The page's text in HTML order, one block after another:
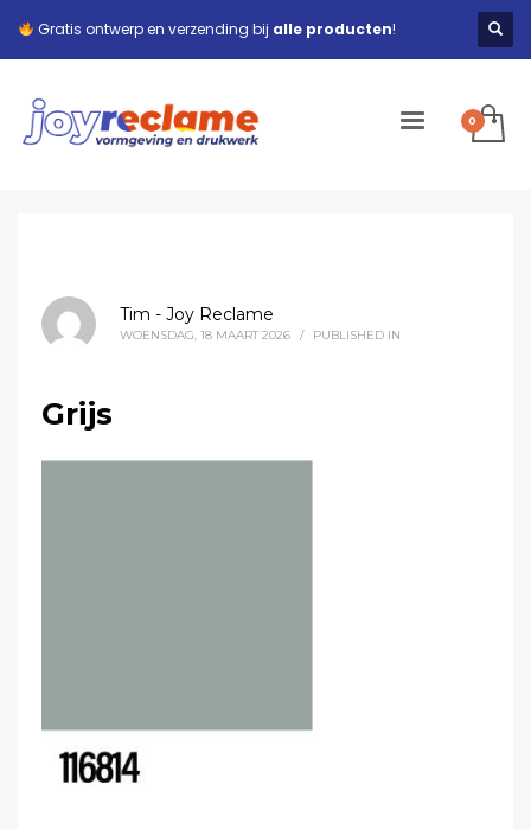
Gratis ontwerp en verzending bij alle producten!
Tim - Joy Reclame
WOENSDAG, 18 MAART 2026 / PUBLISHED IN
Grijs